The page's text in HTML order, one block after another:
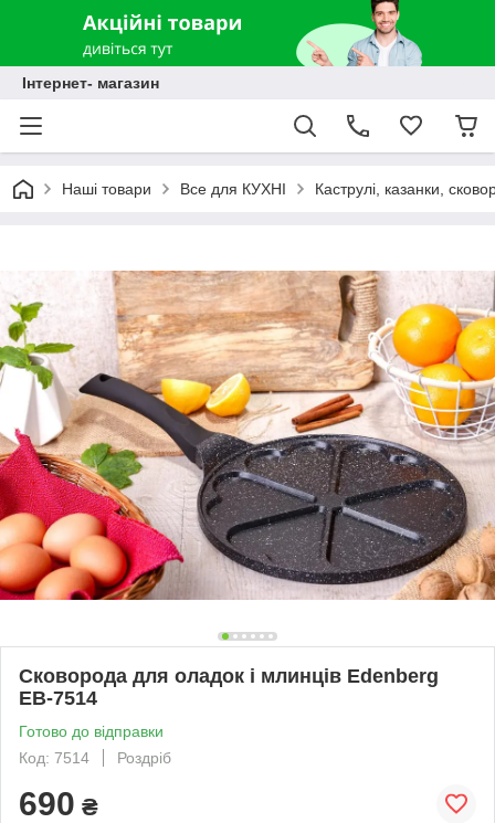
Інтернет- магазин
Наші товари Все для КУХНІ Каструлі, казанки,
Сковорода для оладок і млинців Edenberg
EB-7514
Готово до відправки
Код: 7514
Роздріб
690 ₴